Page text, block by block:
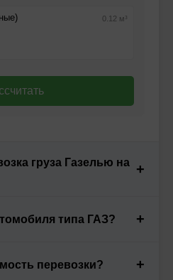
0.12 м³
груза Газелью на +
Газелью зависит от
габаритов груза
типа ГАЗ? +
модификаций с
кузова:
перевозки? +